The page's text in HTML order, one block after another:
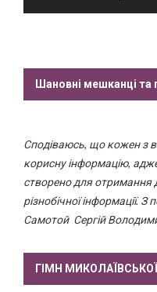
Шановні мешканці та
Сподіваюсь, що кожен з
корисну інформацію,
створено для отримання
різнобічної інформації. З
Самотой Сергій
ГІМН